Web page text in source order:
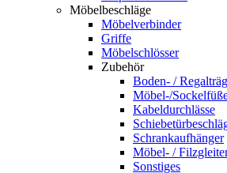
Möbelbeschläge
Möbelverbinder
Griffe
Möbelschlösser
Zubehör
Boden- /
Möbel-/
Kabeldurchlässe
Schrankaufhänger
Möbel- /
Sonstiges